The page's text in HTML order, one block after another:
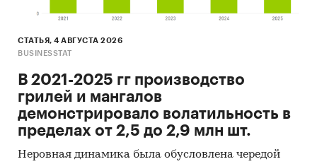
СТАТЬЯ, 4 АВГУСТА 2026
BUSINESSTAT
В 2021-2025 гг производство
грилей и мангалов
демонстрировало волатильность в
пределах от 2,5 до 2,9 млн шт.
Неровная динамика была обусловлена чередой